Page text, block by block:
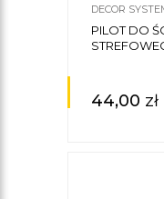
DECOR
PILOT DO
44,00 zł